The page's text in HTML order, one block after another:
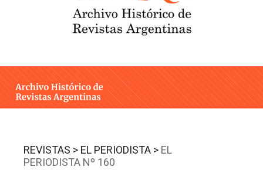
ESTUDIOS CRÍTICOS
INTEGRANTES
CONTACTO
REVISTAS > EL PERIODISTA > EL
PERIODISTA Nº 160